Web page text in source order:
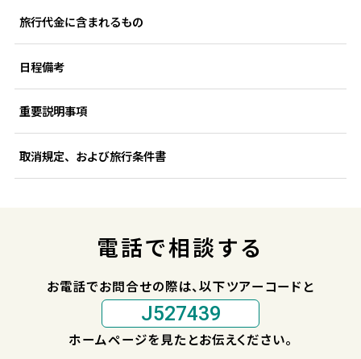
旅行代金に含まれるもの
日程備考
重要説明事項
取消規定、および旅行条件書
電話で相談する
お電話でお問合せの際は、以下ツアーコードと
J527439
ホームページを見たとお伝えください。